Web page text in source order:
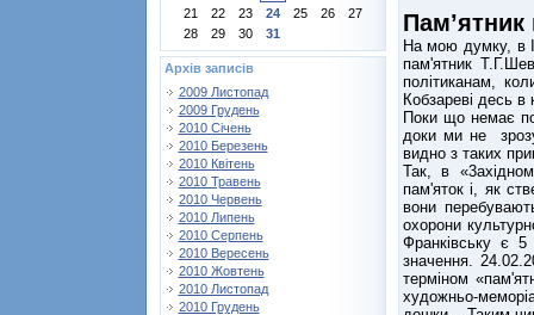
21
22 23 24 25 26
27
28
29 30 31
Архів записів
2009 Листопад
2009 Грудень
2010 Січень
2010 Березень
2010 Квітень
2010 Травень
2010 Червень
2010 Липень
2010 Серпень
2010 Вересень
2010 Жовтень
2010 Листопад
2010 Грудень
Пам’ятник
На мою думку, в
пам'ятник
політиканам,
Кобзареві десь в
Поки що немає
доки ми не
видно з таких
Так, в
пам'яток і, як
вони
охорони
Франківську є 5
значення.
терміном
художньо-